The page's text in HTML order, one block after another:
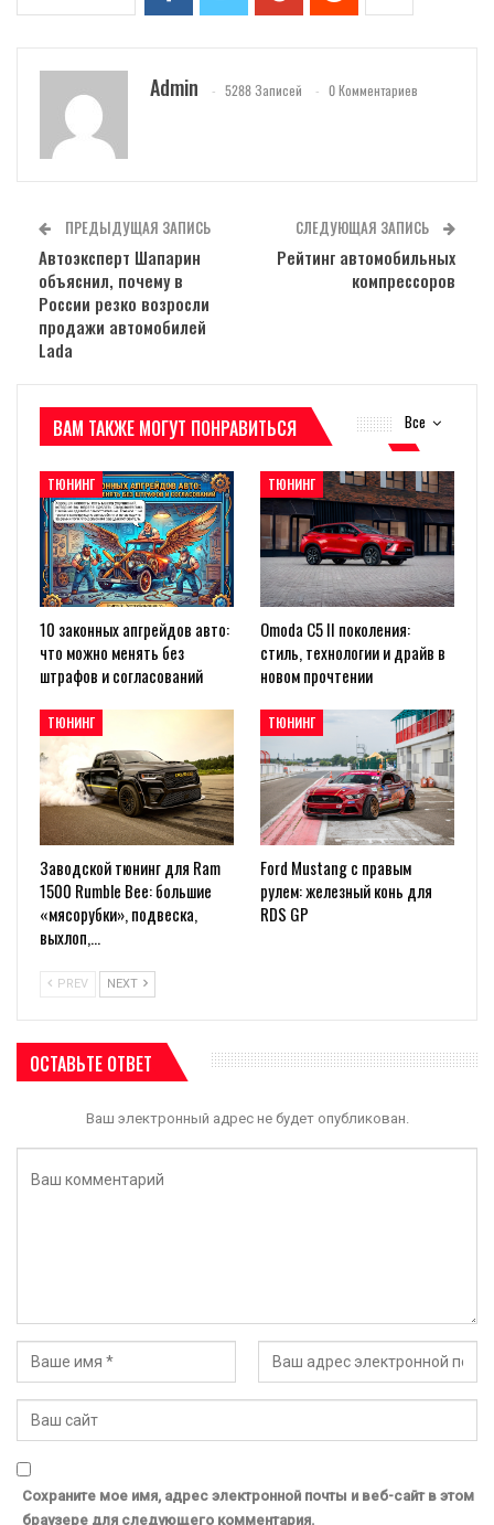
Admin 5288 Записей 0 Комментариев
ПРЕДЫДУЩАЯ ЗАПИСЬ
Автоэксперт Шапарин
объяснил, почему в
России резко возросли
продажи автомобилей
Lada
СЛЕДУЮЩАЯ ЗАПИСЬ
Рейтинг автомобильных
компрессоров
Все
ВАМ ТАКЖЕ МОГУТ ПОНРАВИТЬСЯ
ТЮНИНГ
10 законных апгрейдов авто:
что можно менять без
штрафов и согласований
ТЮНИНГ
Omoda C5 II поколения:
стиль, технологии и драйв в
новом прочтении
ТЮНИНГ
Заводской тюнинг для Ram
1500 Rumble Bee: большие
«мясорубки», подвеска,
выхлоп,…
ТЮНИНГ
Ford Mustang с правым
рулем: железный конь для
RDS GP
PREV NEXT
ОСТАВЬТЕ ОТВЕТ
Ваш электронный адрес не будет опубликован.
Сохраните мое имя, адрес электронной почты и веб-сайт в этом
браузере для следующего комментария.